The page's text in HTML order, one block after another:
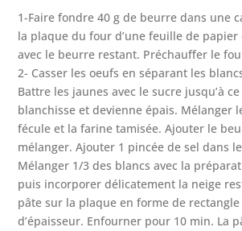
1-Faire fondre 40 g de beurre dans une
la plaque du four d’une feuille de
avec le beurre restant. Préchauffer le
2- Casser les oeufs en séparant les
Battre les jaunes avec le sucre jusqu’à
blanchisse et devienne épais. Mélanger
fécule et la farine tamisée. Ajouter le
mélanger. Ajouter 1 pincée de sel dans
Mélanger 1/3 des blancs avec la
puis incorporer délicatement la neige
pâte sur la plaque en forme de rectangle
d’épaisseur. Enfourner pour 10 min. La